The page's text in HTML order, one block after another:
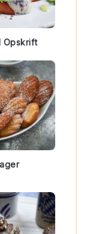
Opskrift